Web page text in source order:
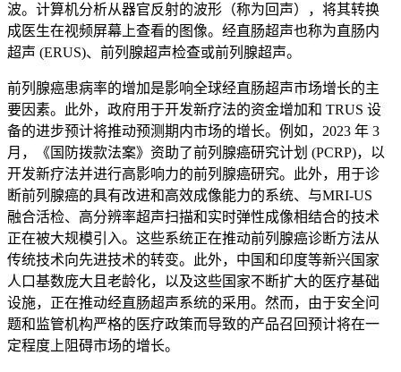
波。计算机分析从器官反射的波形（称为回声），将其转换
成医生在视频屏幕上查看的图像。经直肠超声也称为直肠内
超声 (ERUS)、前列腺超声检查或前列腺超声。
前列腺癌患病率的增加是影响全球经直肠超声市场增长的主
要因素。此外，政府用于开发新疗法的资金增加和 TRUS 设
备的进步预计将推动预测期内市场的增长。例如，2023 年 3
月，《国防拨款法案》资助了前列腺癌研究计划 (PCRP)，以
开发新疗法并进行高影响力的前列腺癌研究。此外，用于诊
断前列腺癌的具有改进和高效成像能力的系统、与MRI-US
融合活检、高分辨率超声扫描和实时弹性成像相结合的技术
正在被大规模引入。这些系统正在推动前列腺癌诊断方法从
传统技术向先进技术的转变。此外，中国和印度等新兴国家
人口基数庞大且老龄化，以及这些国家不断扩大的医疗基础
设施，正在推动经直肠超声系统的采用。然而，由于安全问
题和监管机构严格的医疗政策而导致的产品召回预计将在一
定程度上阻碍市场的增长。